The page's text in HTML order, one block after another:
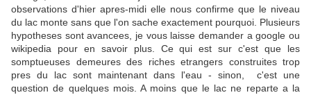
observations d'hier apres-midi elle nous confirme que le niveau
du lac monte sans que l'on sache exactement pourquoi. Plusieurs
hypotheses sont avancees, je vous laisse demander a google ou
wikipedia pour en savoir plus. Ce qui est sur c'est que les
somptueuses demeures des riches etrangers construites trop
pres du lac sont maintenant dans l'eau - sinon, c'est une
question de quelques mois. A moins que le lac ne reparte a la